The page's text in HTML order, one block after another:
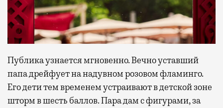
Публика узнается мгновенно. Вечно уставший
папа дрейфует на надувном розовом фламинго.
Его дети тем временем устраивают в детской зоне
шторм в шесть баллов. Пара дам с фигурами, за